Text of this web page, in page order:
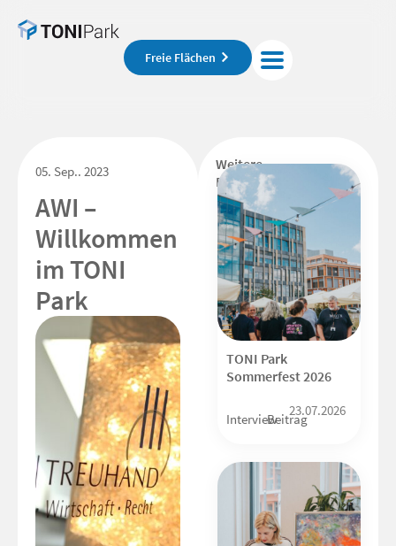
Freie Flächen
05. Sep.. 2023
AWI –
Willkommen
im TONI
Park
Weitere
Beiträge
TONI Park
Sommerfest 2026
InterviewBeitrag
23.07.2026